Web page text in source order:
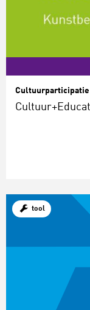
Cultuurparticipatie
tool